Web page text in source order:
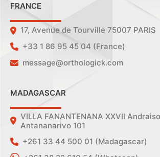
FRANCE
17, Avenue de Tourville 75007 PARIS
+33 1 86 95 45 04 (France)
message@orthologick.com
MADAGASCAR
VILLA FANANTENANA XXVII
Antananarivo 101
+261 33 44 500 01 (Madagascar)